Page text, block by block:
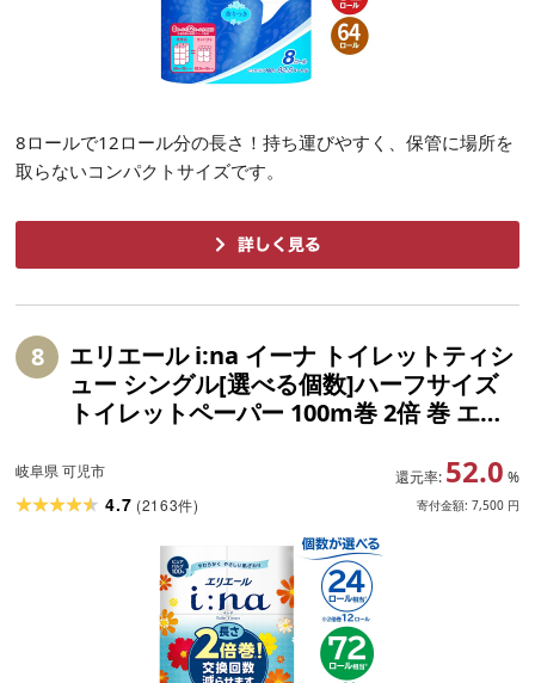
8ロールで12ロール分の長さ！持ち運びやすく、保管に場所を
取らないコンパクトサイズです。
8
エリエール i:na イーナ トイレットティシ
ュー シングル[選べる個数]ハーフサイズ
トイレットペーパー 100m巻 2倍 巻 エコ
消耗品 生活雑貨 生活用品 コンパクト 岐
阜県 可児市 送料無料
岐阜県 可児市 還元率: 52.0 %
寄付金額: 7,500 円
4.7 (2163件)